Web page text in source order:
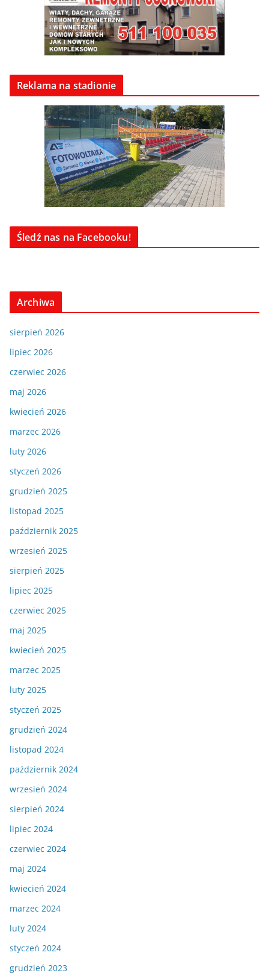
Reklama na stadionie
Śledź nas na Facebooku!
Archiwa
sierpień 2026
lipiec 2026
czerwiec 2026
maj 2026
kwiecień 2026
marzec 2026
luty 2026
styczeń 2026
grudzień 2025
listopad 2025
październik 2025
wrzesień 2025
sierpień 2025
lipiec 2025
czerwiec 2025
maj 2025
kwiecień 2025
marzec 2025
luty 2025
styczeń 2025
grudzień 2024
listopad 2024
październik 2024
wrzesień 2024
sierpień 2024
lipiec 2024
czerwiec 2024
maj 2024
kwiecień 2024
marzec 2024
luty 2024
styczeń 2024
grudzień 2023